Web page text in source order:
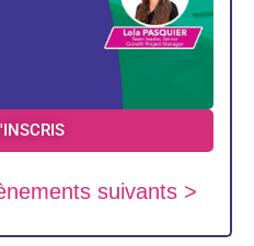
suivants >